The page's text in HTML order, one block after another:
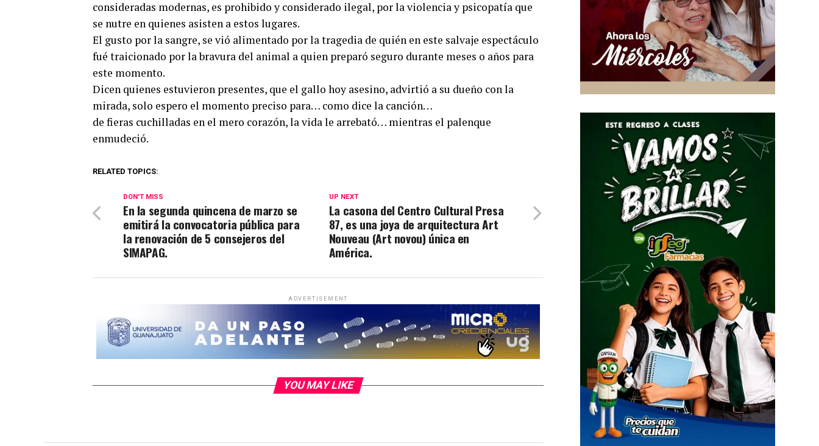
consideradas modernas, es prohibido y considerado ilegal, por la violencia y psicopatía que
se nutre en quienes asisten a estos lugares.
El gusto por la sangre, se vió alimentado por la tragedia de quién en este salvaje espectáculo
fué traicionado por la bravura del animal a quien preparó seguro durante meses o años para
este momento.
Dicen quienes estuvieron presentes, que el gallo hoy asesino, advirtió a su dueño con la
mirada, solo espero el momento preciso para… como dice la canción…
de fieras cuchilladas en el mero corazón, la vida le arrebató… mientras el palenque
enmudeció.
RELATED TOPICS:
UP NEXT
La casona del Centro Cultural Presa
87, es una joya de arquitectura Art
Nouveau (Art novou) única en
América.
DON'T MISS
En la segunda quincena de marzo se
emitirá la convocatoria pública para
la renovación de 5 consejeros del
SIMAPAG.
ADVERTISEMENT
YOU MAY LIKE